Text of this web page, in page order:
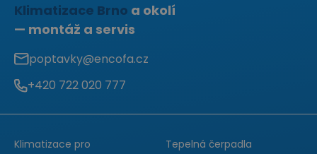
Klimatizace Brno a okolí
— montáž a servis
poptavky@encofa.cz
Zavolejte
nám:
+420 722 020 777
Klimatizace pro
Tepelná čerpadla